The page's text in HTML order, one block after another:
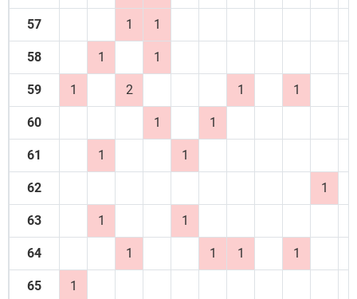
57 1 1
58 1 1
59 1 2 1 1
60 1 1
61 1 1
62 1
63 1 1
64 1 1 1 1
65 1